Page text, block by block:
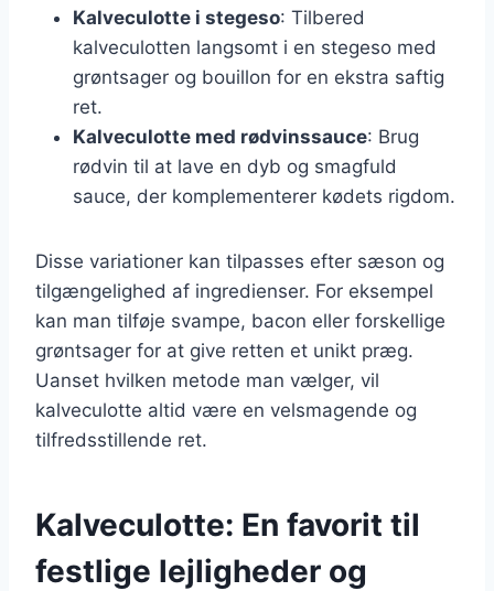
Kalveculotte i stegeso: Tilbered
kalveculotten langsomt i en stegeso med
grøntsager og bouillon for en ekstra saftig
ret.
Kalveculotte med rødvinssauce: Brug
rødvin til at lave en dyb og smagfuld
sauce, der komplementerer kødets rigdom.
Disse variationer kan tilpasses efter sæson og
tilgængelighed af ingredienser. For eksempel
kan man tilføje svampe, bacon eller forskellige
grøntsager for at give retten et unikt præg.
Uanset hvilken metode man vælger, vil
kalveculotte altid være en velsmagende og
tilfredsstillende ret.
Kalveculotte: En favorit til
festlige lejligheder og